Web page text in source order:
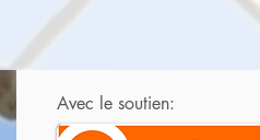
Avec le soutien: